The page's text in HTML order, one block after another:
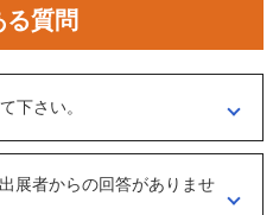
る質問
下さい。
込みください。
を行う訳ではなくまずは、どのよ
展者からの回答がありませ